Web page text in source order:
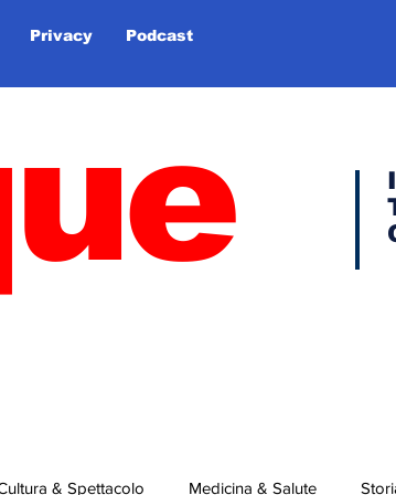
Privacy Podcast
& Spettacolo Medicina & Salute